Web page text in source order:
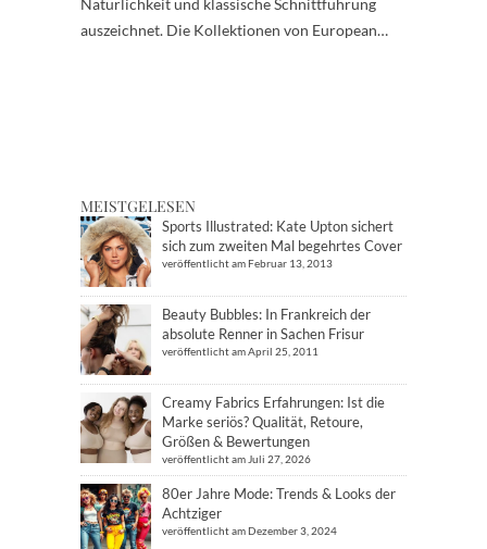
Natürlichkeit und klassische Schnittführung
auszeichnet. Die Kollektionen von European…
MEISTGELESEN
Sports Illustrated: Kate Upton sichert
sich zum zweiten Mal begehrtes Cover
veröffentlicht am Februar 13, 2013
Beauty Bubbles: In Frankreich der
absolute Renner in Sachen Frisur
veröffentlicht am April 25, 2011
Creamy Fabrics Erfahrungen: Ist die
Marke seriös? Qualität, Retoure,
Größen & Bewertungen
veröffentlicht am Juli 27, 2026
80er Jahre Mode: Trends & Looks der
Achtziger
veröffentlicht am Dezember 3, 2024